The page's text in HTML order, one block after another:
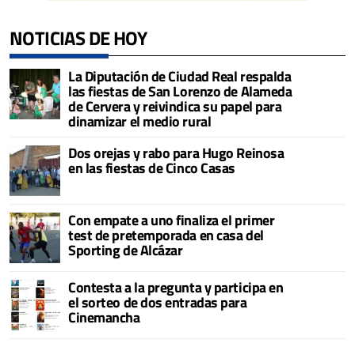
NOTICIAS DE HOY
La Diputación de Ciudad Real respalda
las fiestas de San Lorenzo de Alameda
de Cervera y reivindica su papel para
dinamizar el medio rural
Dos orejas y rabo para Hugo Reinosa
en las fiestas de Cinco Casas
Con empate a uno finaliza el primer
test de pretemporada en casa del
Sporting de Alcázar
Contesta a la pregunta y participa en
el sorteo de dos entradas para
Cinemancha